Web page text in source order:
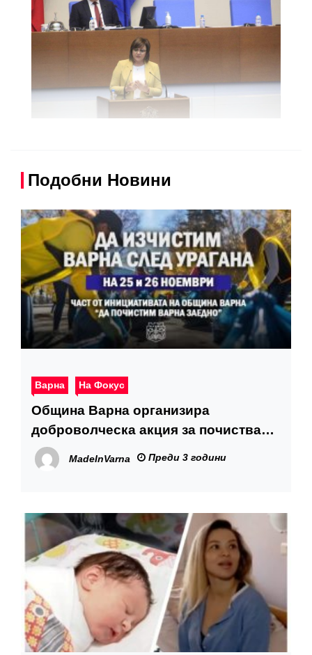
Подобни Новини
Варна На Фокус
Община Варна организира
доброволческа акция за почистване
на града след урагана по
инициатива на кмета Благомир
MadeInVarna Преди 3 години